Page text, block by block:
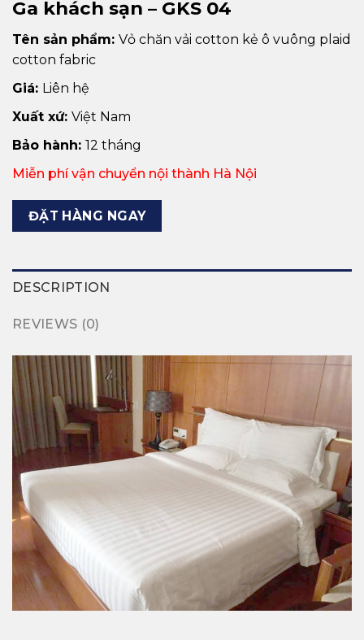
Ga khách sạn – GKS 04
Tên sản phẩm: Vỏ chăn vải cotton kẻ ô vuông plaid
cotton fabric
Giá: Liên hệ
Xuất xứ: Việt Nam
Bảo hành: 12 tháng
Miễn phí vận chuyển nội thành Hà Nội
ĐẶT HÀNG NGAY
DESCRIPTION
REVIEWS (0)